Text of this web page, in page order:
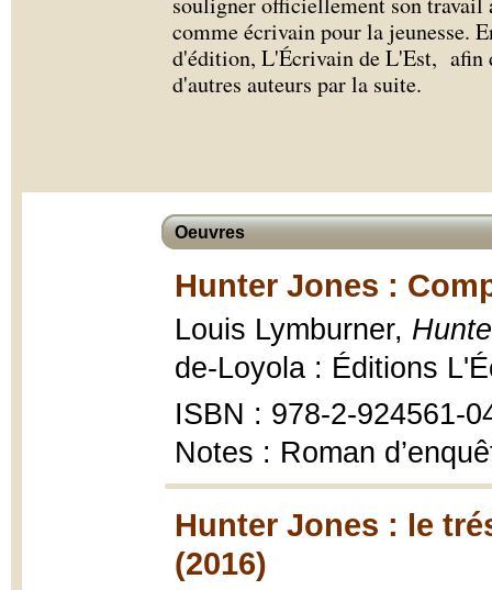
comme écrivain pour la jeunesse.
d'édition, L'Écrivain de L'Est, afin
d'autres auteurs par la suite.
Oeuvres
Hunter Jones :
Louis Lymburner,
de-Loyola : Éditions
ISBN : 978-2-924561-
Notes : Roman
Hunter Jones : le
(2016)